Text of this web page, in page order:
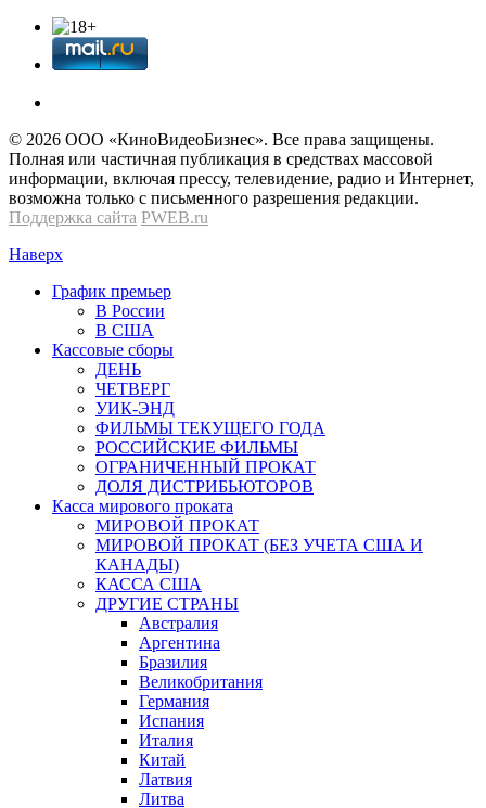
© 2026 OOО «КиноВидеоБизнес». Все права защищены.
Полная или частичная публикация в средствах массовой
информации, включая прессу, телевидение, радио и Интернет,
возможна только с письменного разрешения редакции.
Поддержка сайта PWEB.ru
Наверх
График премьер
В России
В США
Кассовые сборы
ДЕНЬ
ЧЕТВЕРГ
УИК-ЭНД
ФИЛЬМЫ ТЕКУЩЕГО ГОДА
РОССИЙСКИЕ ФИЛЬМЫ
ОГРАНИЧЕННЫЙ ПРОКАТ
ДОЛЯ ДИСТРИБЬЮТОРОВ
Касса мирового проката
МИРОВОЙ ПРОКАТ
МИРОВОЙ ПРОКАТ (БЕЗ УЧЕТА США И
КАНАДЫ)
КАССА США
ДРУГИЕ СТРАНЫ
Австралия
Аргентина
Бразилия
Великобритания
Германия
Испания
Италия
Китай
Латвия
Литва